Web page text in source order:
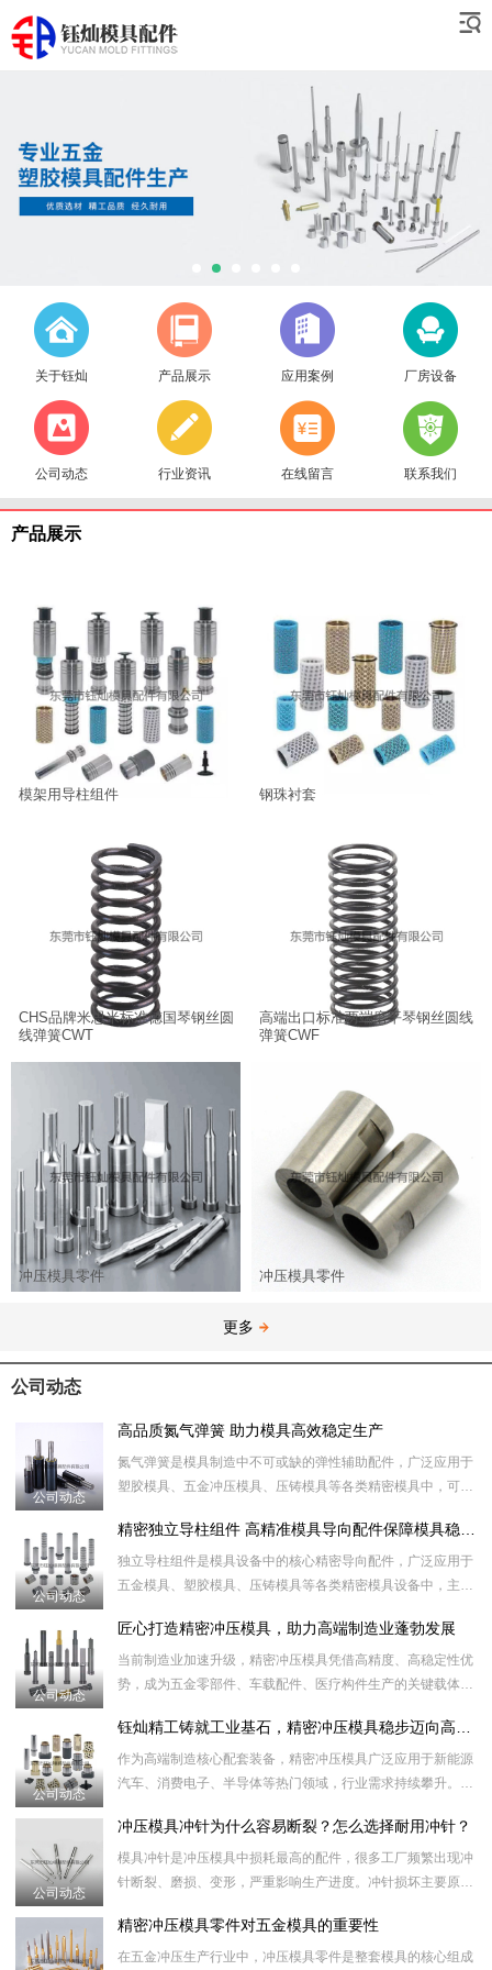
关于钰灿 产品展示 应用案例 厂房设备
公司动态 行业资讯 在线留言 联系我们
产品展示
模架用导柱组件 钢珠衬套
CHS品牌米思米标准德国琴钢丝圆
线弹簧CWT
高端出口标准两端磨平琴钢丝圆线
弹簧CWF
冲压模具零件 冲压模具零件
更多
公司动态
公司动态
高品质氮气弹簧 助力模具高效稳定生产
氮气弹簧是模具制造中不可或缺的弹性辅助配件，广泛应用于
塑胶模具、五金冲压模具、压铸模具等各类精密模具中，可替
出、缓冲泄压的作
公司动态
独立导柱组件是模具设备中的核心精密导向配件，广泛应用于
五金模具、塑胶模具、压铸模具等各类精密模具设备中，主要
合精准、对位无
公司动态
匠心打造精密冲压模具，助力高端制造业蓬勃发展
当前制造业加速升级，精密冲压模具凭借高精度、高稳定性优
势，成为五金零部件、车载配件、医疗构件生产的关键载体。
式完成多道成型
公司动态
作为高端制造核心配套装备，精密冲压模具广泛应用于新能源
汽车、消费电子、半导体等热门领域，行业需求持续攀升。如
精密加工设备加
公司动态
冲压模具冲针为什么容易断裂？怎么选择耐用冲针？
模具冲针是冲压模具中损耗最高的配件，很多工厂频繁出现冲
针断裂、磨损、变形，严重影响生产进度。冲针损坏主要原因
过硬、间隙设计
精密冲压模具零件对五金模具的重要性
在五金冲压生产行业中，冲压模具零件是整套模具的核心组成